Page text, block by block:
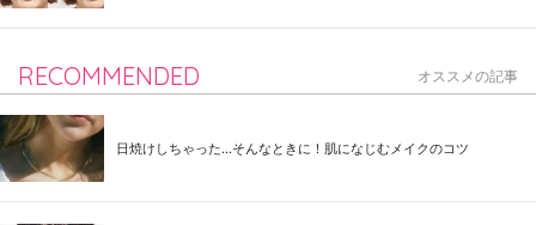
RECOMMENDED オススメの記事
日焼けしちゃった...そんなときに！肌になじむメイクのコツ